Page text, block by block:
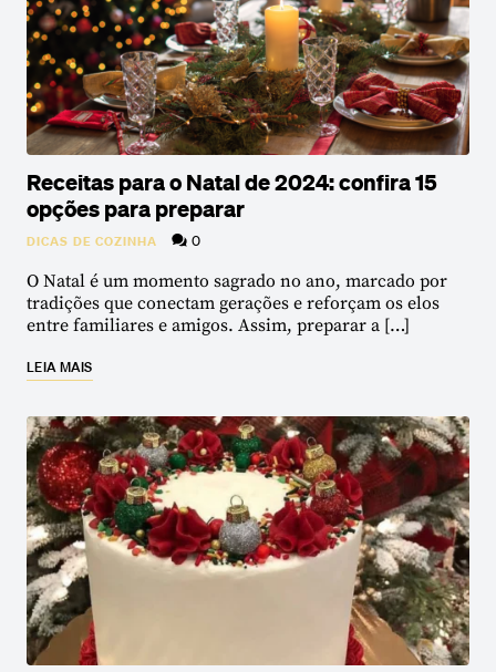
Receitas para o Natal de 2024: confira 15
opções para preparar
DICAS DE COZINHA 0
O Natal é um momento sagrado no ano, marcado por
tradições que conectam gerações e reforçam os elos
entre familiares e amigos. Assim, preparar a […]
LEIA MAIS